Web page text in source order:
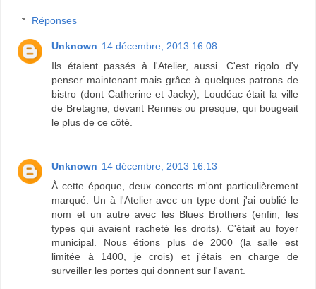
Réponses
Unknown 14 décembre, 2013 16:08
Ils étaient passés à l'Atelier, aussi. C'est rigolo d'y
penser maintenant mais grâce à quelques patrons de
bistro (dont Catherine et Jacky), Loudéac était la ville
de Bretagne, devant Rennes ou presque, qui bougeait
le plus de ce côté.
Unknown 14 décembre, 2013 16:13
À cette époque, deux concerts m'ont particulièrement
marqué. Un à l'Atelier avec un type dont j'ai oublié le
nom et un autre avec les Blues Brothers (enfin, les
types qui avaient racheté les droits). C'était au foyer
municipal. Nous étions plus de 2000 (la salle est
limitée à 1400, je crois) et j'étais en charge de
surveiller les portes qui donnent sur l'avant.